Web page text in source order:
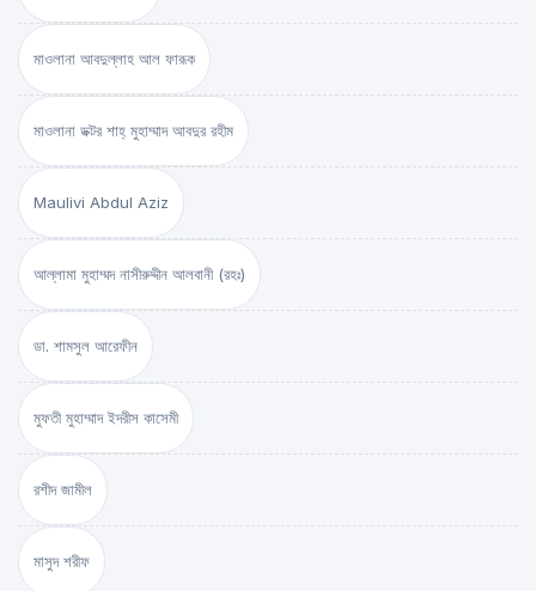
মাওলানা আবদুল্লাহ আল ফারূক
মাওলানা ডক্টর শাহ্‌ মুহাম্মাদ আবদুর রহীম
Maulivi Abdul Aziz
আল্লামা মুহাম্মদ নাসীরুদ্দীন আলবানী (রহঃ)
ডা. শামসুল আরেফীন
মুফতী মুহাম্মাদ ইদরীস কাসেমী
রশীদ জামীল
মাসুদ শরীফ